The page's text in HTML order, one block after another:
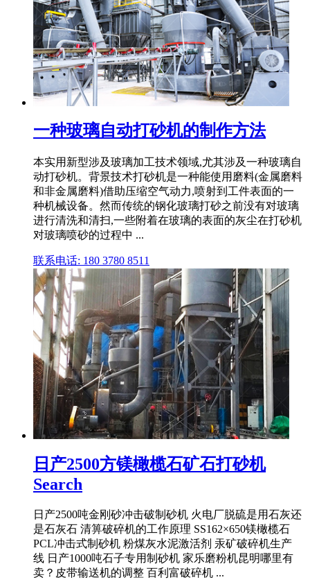
一种玻璃自动打砂机的制作方法
本实用新型涉及玻璃加工技术领域,尤其涉及一种玻璃自
动打砂机。背景技术打砂机是一种能使用磨料(金属磨料
和非金属磨料)借助压缩空气动力,喷射到工件表面的一
种机械设备。然而传统的钢化玻璃打砂之前没有对玻璃
进行清洗和清扫,一些附着在玻璃的表面的灰尘在打砂机
对玻璃喷砂的过程中 ...
联系电话: 180 3780 8511
日产2500方镁橄榄石矿石打砂机
Search
日产2500吨金刚砂冲击破制砂机 火电厂脱硫是用石灰还
是石灰石 清箅破碎机的工作原理 SS162×650镁橄榄石
PCL冲击式制砂机 粉煤灰水泥激活剂 汞矿破碎机生产
线 日产1000吨石子专用制砂机 家乐磨粉机昆明哪里有
卖？皮带输送机的调整 百利富破碎机 ...